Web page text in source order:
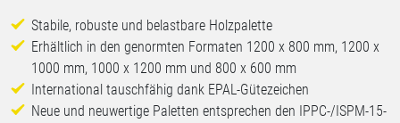
Stabile, robuste und belastbare Holzpalette
Erhältlich in den genormten Formaten 1200 x 800 mm, 1200 x
1000 mm, 1000 x 1200 mm und 800 x 600 mm
International tauschfähig dank EPAL-Gütezeichen
Neue und neuwertige Paletten entsprechen den IPPC-/ISPM-15-